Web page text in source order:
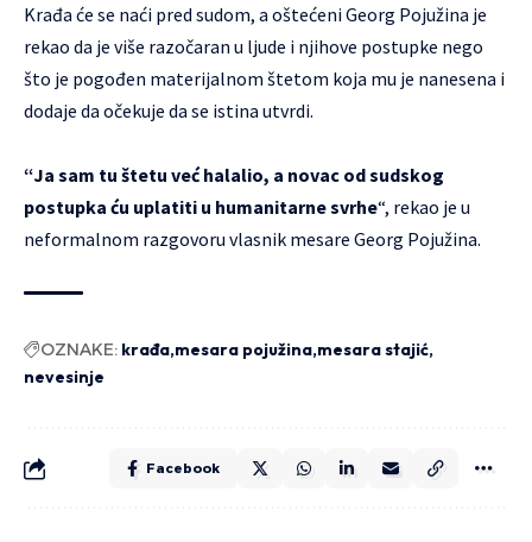
Krađa će se naći pred sudom, a oštećeni Georg Pojužina je
rekao da je više razočaran u ljude i njihove postupke nego
što je pogođen materijalnom štetom koja mu je nanesena i
dodaje da očekuje da se istina utvrdi.
“Ja sam tu štetu već halalio, a novac od sudskog
postupka ću uplatiti u humanitarne svrhe“, rekao je u
neformalnom razgovoru vlasnik mesare Georg Pojužina.
OZNAKE: krađa mesara pojužina mesara stajić
nevesinje
Facebook